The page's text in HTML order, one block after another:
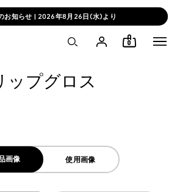
お知らせ | 2026年8月26日(水)より
0
ップグロス
画像 使用画像